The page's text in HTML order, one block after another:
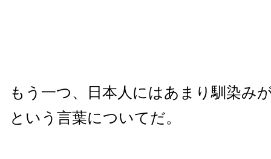
もう一つ、日本人にはあまり馴染み
という言葉についてだ。